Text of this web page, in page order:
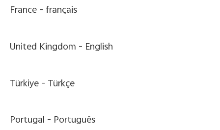
France - français
United Kingdom - English
Türkiye - Türkçe
Portugal - Português